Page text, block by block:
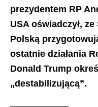
prezydentem RP
USA oświadczył,
Polską
ostatnie działania
Donald Trump
„destabilizującą”.